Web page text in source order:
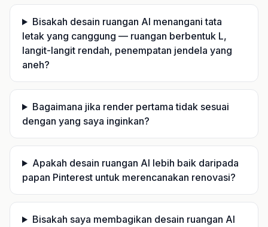
Bisakah desain ruangan AI menangani tata
letak yang canggung — ruangan berbentuk L,
langit-langit rendah, penempatan jendela yang
aneh?
Bagaimana jika render pertama tidak sesuai
dengan yang saya inginkan?
Apakah desain ruangan AI lebih baik daripada
papan Pinterest untuk merencanakan renovasi?
Bisakah saya membagikan desain ruangan AI